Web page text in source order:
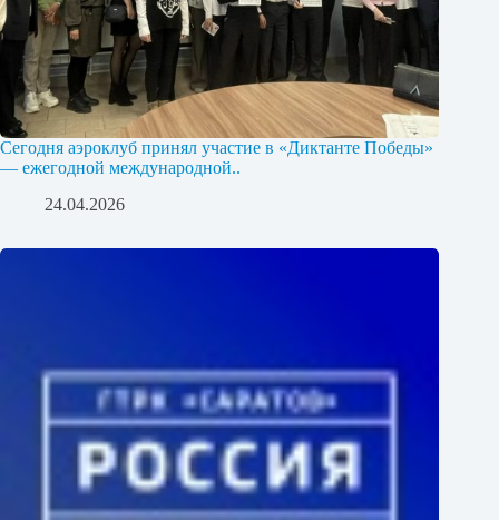
Сегодня аэроклуб принял участие в «Диктанте Победы»
— ежегодной международной..
24.04.2026